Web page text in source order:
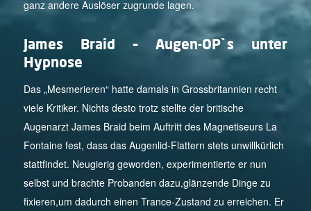
ganz andere Auslöser zugrunde lagen.
James Braid – Augen-OP`s unter
Hypnose
Das „Mesmerieren“ hatte damals in Grossbritannien recht
viele Kritiker. Nichts desto trotz stellte der britische
Augenarzt James Braid beim Auftritt des Magnetiseurs La
Fontaine fest, dass das Augenlid-Flattern stets unwillkürlich
stattfindet. Neugierig geworden, experimentierte er nun
selbst und brachte Probanden dazu,glänzende Dinge zu
fixieren,um dadurch einen Trance-Zustand zu erreichen. Er